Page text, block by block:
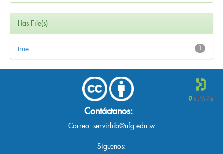
Has File(s)
1
true
Contáctanos:
Correo: servirbib@ufg.edu.sv
Síguenos: